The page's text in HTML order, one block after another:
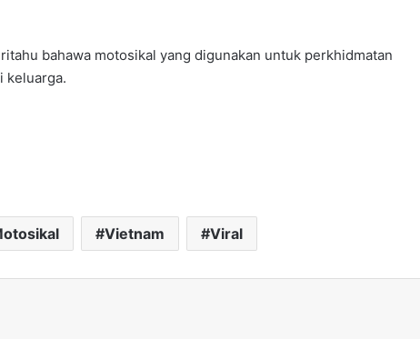
bahawa motosikal yang digunakan untuk perkhidmatan
keluarga.
Vietnam Viral